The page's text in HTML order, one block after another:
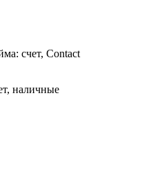
счет, Contact
наличные